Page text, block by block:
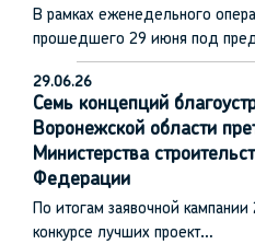
В рамках еженедельного
прошедшего 29 июня под
29.06.26
Семь концепций
Воронежской области
Министерства
Федерации
По итогам заявочной
конкурсе лучших проект…